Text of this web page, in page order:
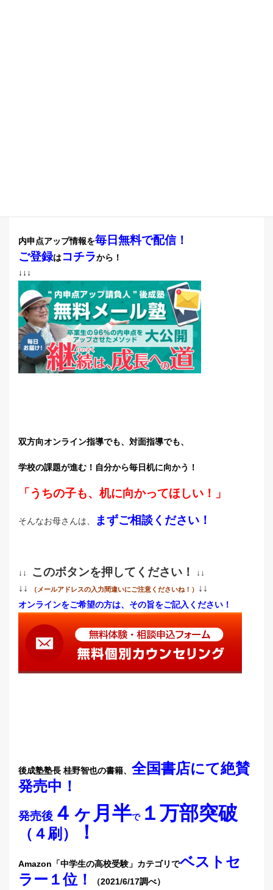
内申点アップ情報を毎日無料で配信！
ご登録はコチラから！
↓↓↓
双方向オンライン指導でも、対面指導でも、
学校の課題が進む！ 自分から毎日机に向かう！
「うちの子も、机に向かってほしい！」
そんなお母さんは、 まずご相談ください！
↓↓ このボタンを押してください！ ↓↓
↓↓ （メールアドレスの入力間違いにご注意くださいね！） ↓↓
オンラインをご希望の方は、その旨をご記入ください！
後成塾塾長 桂野智也の書籍、 全国書店にて絶賛
発売中 ！
発売後 ４ヶ月半で１万部突破
（４刷） ！
Amazon「中学生の高校受験」カテゴリでベストセ
ラー１位！
（2021/6/17調べ）